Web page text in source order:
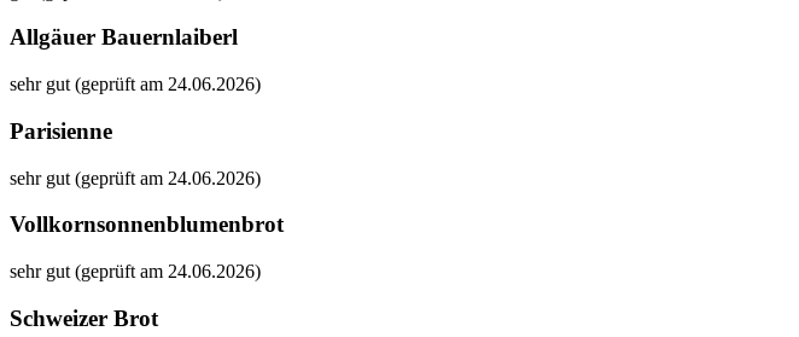
Allgäuer Bauernlaiberl
sehr gut (geprüft am 24.06.2026)
Parisienne
sehr gut (geprüft am 24.06.2026)
Vollkornsonnenblumenbrot
sehr gut (geprüft am 24.06.2026)
Schweizer Brot